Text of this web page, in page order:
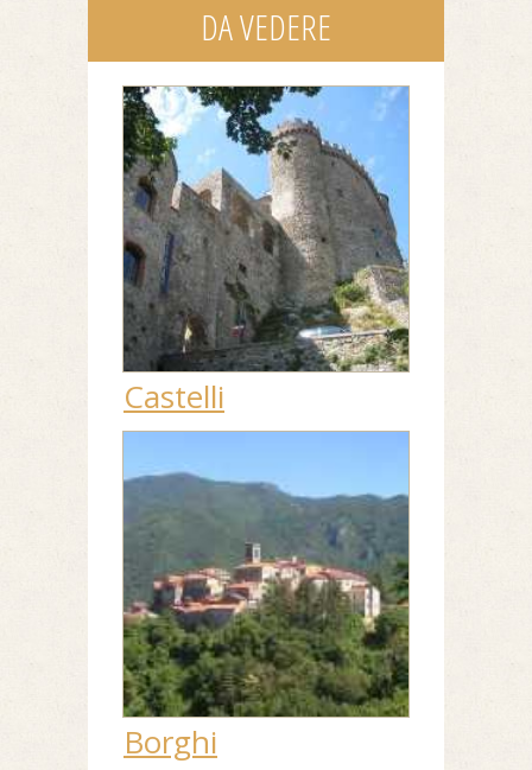
DA VEDERE
Castelli
Borghi